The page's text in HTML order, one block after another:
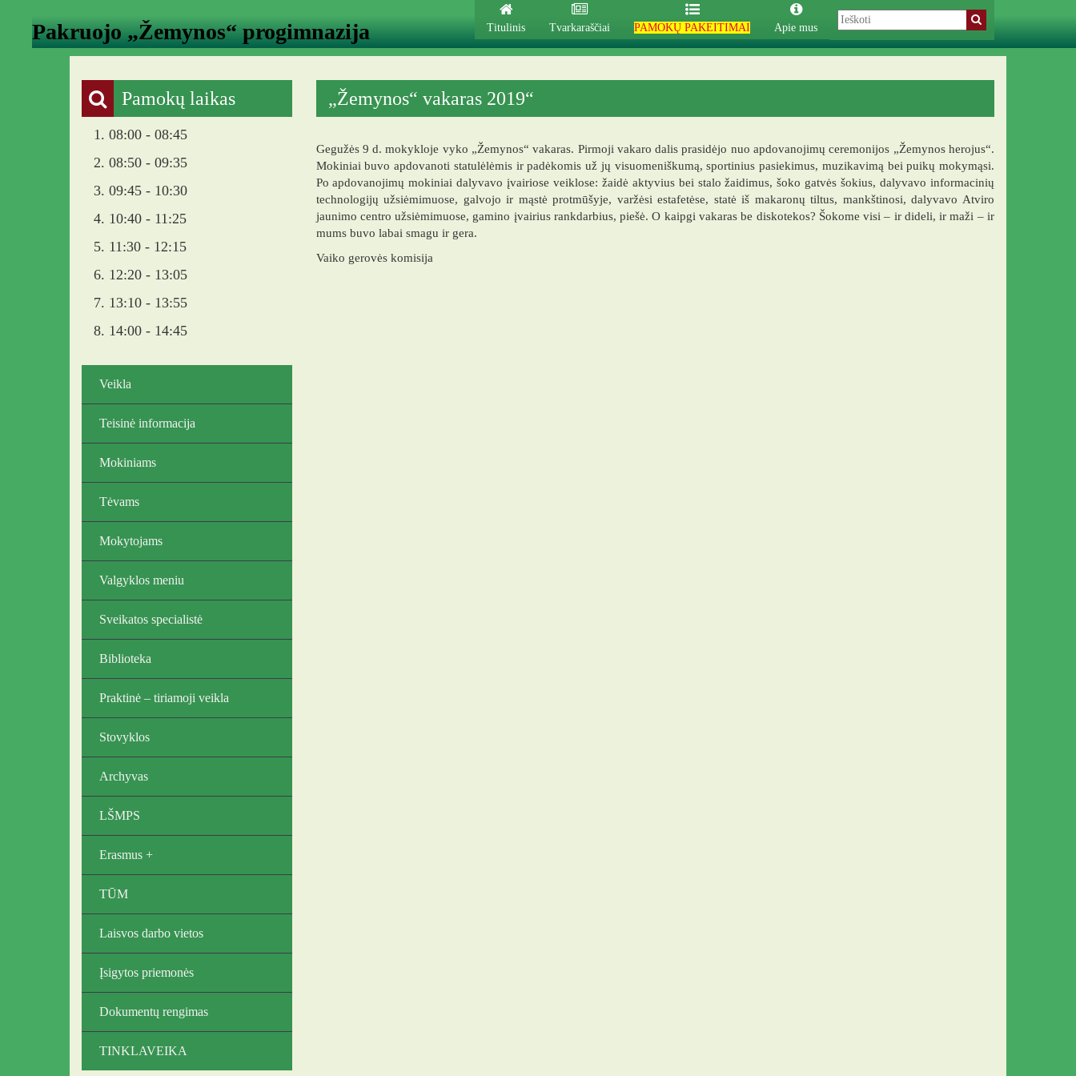
Titulinis Tvarkaraščiai PAMOKŲ PAKEITIMAI Apie mus
Pakruojo „Žemynos“ progimnazija
Pamokų laikas
1. 08:00 - 08:45
2. 08:50 - 09:35
3. 09:45 - 10:30
4. 10:40 - 11:25
5. 11:30 - 12:15
6. 12:20 - 13:05
7. 13:10 - 13:55
8. 14:00 - 14:45
Veikla
Teisinė informacija
Mokiniams
Tėvams
Mokytojams
Valgyklos meniu
Sveikatos specialistė
Biblioteka
Praktinė – tiriamoji veikla
Stovyklos
Archyvas
LŠMPS
Erasmus +
TŪM
Laisvos darbo vietos
Įsigytos priemonės
Dokumentų rengimas
TINKLAVEIKA
„Žemynos“ vakaras 2019“
Gegužės 9 d. mokykloje vyko „Žemynos“ vakaras. Pirmoji vakaro dalis prasidėjo nuo apdovanojimų ceremonijos „Žemynos herojus“.
Mokiniai buvo apdovanoti statulėlėmis ir padėkomis už jų visuomeniškumą, sportinius pasiekimus, muzikavimą bei puikų mokymąsi.
Po apdovanojimų mokiniai dalyvavo įvairiose veiklose: žaidė aktyvius bei stalo žaidimus, šoko gatvės šokius, dalyvavo informacinių
technologijų užsiėmimuose, galvojo ir mąstė protmūšyje, varžėsi estafetėse, statė iš makaronų tiltus, mankštinosi, dalyvavo Atviro
jaunimo centro užsiėmimuose, gamino įvairius rankdarbius, piešė. O kaipgi vakaras be diskotekos? Šokome visi – ir dideli, ir maži – ir
mums buvo labai smagu ir gera.
Vaiko gerovės komisija